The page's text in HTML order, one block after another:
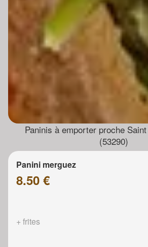
Paninis à emporter proche
(53290)
Panini merguez
8.50 €
+ frites